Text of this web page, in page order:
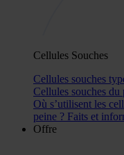
Cellules Souches
Cellules souches
Cellules souches du
Où s’utilisent les
peine ? Faits et
Offre